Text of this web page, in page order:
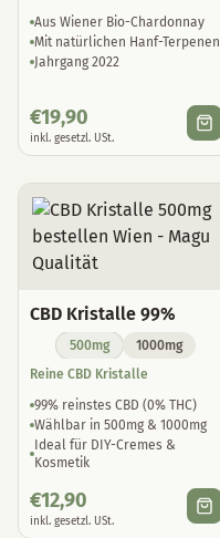
Aus Wiener Bio-Chardonnay
Mit natürlichen Hanf-Terpenen
Jahrgang 2022
€19,90
inkl. gesetzl. USt.
CBD Kristalle 99%
500mg
1000mg
Reine CBD Kristalle
99% reinstes CBD (0% THC)
Wählbar in 500mg & 1000mg
Ideal für DIY-Cremes &
Kosmetik
€12,90
inkl. gesetzl. USt.